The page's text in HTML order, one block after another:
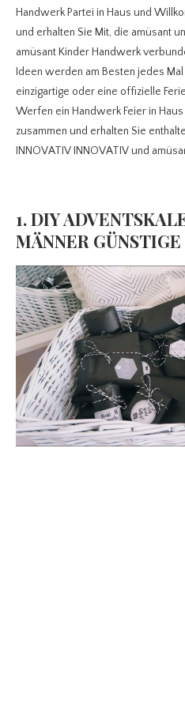
Handwerk Partei in Haus und
und erhalten Sie Mit, die amüsant
amüsant Kinder Handwerk
Ideen werden am Besten jedes
einzigartige oder eine offizielle
Werfen ein Handwerk Feier in
zusammen und erhalten Sie
INNOVATIV INNOVATIV und
1. DIY
MÄNNER